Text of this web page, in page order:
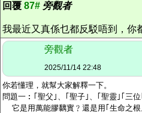
回覆 87# 旁觀者
我最近又真係乜都反駁唔到，你
旁觀者
2025/11/14 22:48
你若懂理，就幫大家解釋一下。
問題一︰｢聖父｣、｢聖子｣、｢聖靈｣｢三位
它是用萬能膠黐實﹖還是用｢生命之根